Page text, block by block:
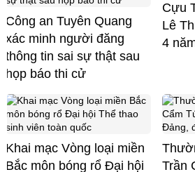
Công an Tuyên Quang
xác minh người đăng
thông tin sai sự thật sau
họp báo thi cử
Cựu
Lê
4
Khai mạc Vòng loại miền
Bắc môn bóng rổ Đại hội
Trần